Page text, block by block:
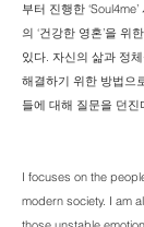
부터 진행한
의 ‘건강한 영혼’을 위
있다. 자신의 삶과 정
해결하기 위한 방법으
들에 대해 질문을 던진
I focuses on the
modern society. I am